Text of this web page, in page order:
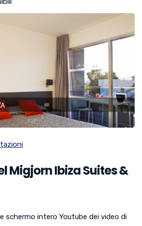
Migjorn Ibiza Suites &
schermo intero Youtube dei video di